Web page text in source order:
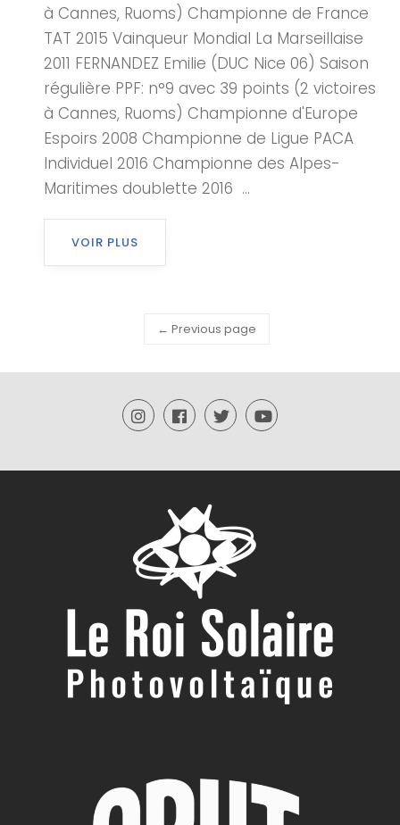
à Cannes, Ruoms) Championne de France
TAT 2015 Vainqueur Mondial La Marseillaise
2011 FERNANDEZ Emilie (DUC Nice 06) Saison
régulière PPF: n°9 avec 39 points (2 victoires
à Cannes, Ruoms) Championne d'Europe
Espoirs 2008 Championne de Ligue PACA
Individuel 2016 Championne des Alpes-
Maritimes doublette 2016 ...
VOIR PLUS
← Previous page